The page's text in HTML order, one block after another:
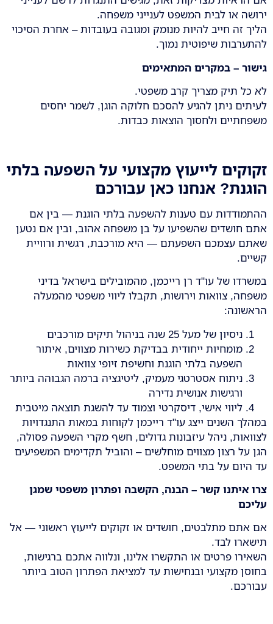
ירושה או לבית המשפט לענייני משפחה.
הליך זה חייב להיות מנומק ומגובה בעובדות – אחרת הסיכוי
להתערבות שיפוטית נמוך.
גישור – במקרים המתאימים
לא כל תיק מצריך קרב משפטי.
לעיתים ניתן להגיע להסכם חלוקה הוגן, לשמר יחסים
משפחתיים ולחסוך הוצאות כבדות.
זקוקים לייעוץ מקצועי על השפעה בלתי
הוגנת? אנחנו כאן עבורכם
ההתמודדות עם טענות להשפעה בלתי הוגנת — בין אם
אתם חושדים שהשפיעו על בן משפחה אהוב, ובין אם נטען
שאתם עצמכם השפעתם — היא מורכבת, רגשית ורוויית
קשיים.
במשרדו של עו"ד רן רייכמן, מהמובילים בישראל בדיני
משפחה, צוואות וירושות, תקבלו ליווי משפטי מהמעלה
הראשונה:
ניסיון של מעל 25 שנה בניהול תיקים מורכבים
מומחיות ייחודית בבדיקת כשירות מצווים, איתור
השפעה בלתי הוגנת וחשיפת זיופי צוואות
ניתוח אסטרטגי מעמיק, ליטיגציה ברמה הגבוהה ביותר
ורגישות אנושית נדירה
ליווי אישי, דיסקרטי וצמוד עד להשגת תוצאה מיטבית
במהלך השנים ייצג עו"ד רייכמן לקוחות במאות התנגדויות
לצוואות, ניהל עיזבונות גדולים, חשף מקרי השפעה פסולה,
הגן על רצון מצווים מוחלשים – והוביל תקדימים המשפיעים
עד היום על בתי המשפט.
צרו איתנו קשר – הבנה, הקשבה ופתרון משפטי שמגן
עליכם
אם אתם מתלבטים, חושדים או זקוקים לייעוץ ראשוני — אל
תישארו לבד.
השאירו פרטים או התקשרו אלינו, ונלווה אתכם ברגישות,
בחוסן מקצועי ובנחישות עד למציאת הפתרון הטוב ביותר
עבורכם.